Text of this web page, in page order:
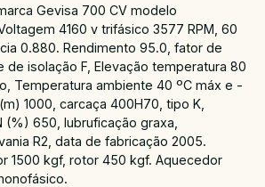
Gevisa 700 CV modelo
4160 v trifásico 3577 RPM, 60
0.880. Rendimento 95.0, fator de
de isolação F, Elevação temperatura 80
Temperatura ambiente 40 ºC máx e -
1000, carcaça 400H70, tipo K,
(%) 650, lubruficação graxa,
R2, data de fabricação 2005.
1500 kgf, rotor 450 kgf. Aquecedor